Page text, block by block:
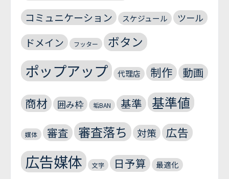
コミュニケーション スケジュール ツール
ドメイン フッター ボタン
ポップアップ 代理店 制作 動画
商材 囲み枠 垢BAN 基準 基準値
媒体 審査 審査落ち 対策 広告
広告媒体 文字 日予算 最適化